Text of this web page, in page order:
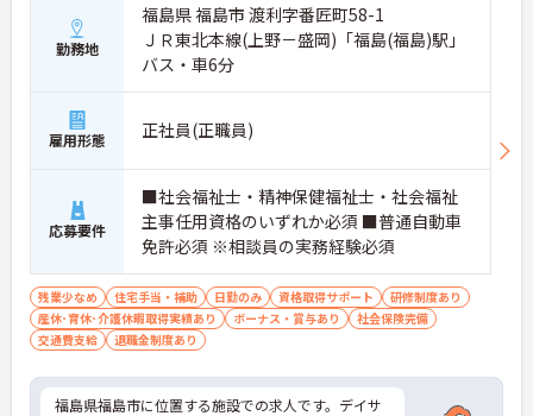
勤務地
福島県 福島市 渡利字番匠町58-1
ＪＲ東北本線(上野－盛岡)「福島(福島)駅」
バス・車6分
雇用形態 正社員(正職員)
応募要件
■社会福祉士・精神保健福祉士・社会福祉
主事任用資格のいずれか必須 ■普通自動車
免許必須 ※相談員の実務経験必須
残業少なめ 住宅手当・補助 日勤のみ 資格取得サポート
研修制度あり
産休･育休･介護休暇取得実績あり
ボーナス・賞与あり
社会保険完備
交通費支給
退職金制度あり
福島県福島市に位置する施設での求人です。デイサ